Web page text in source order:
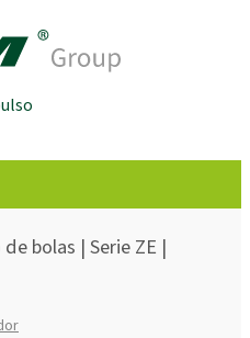
bolas | Serie ZE |